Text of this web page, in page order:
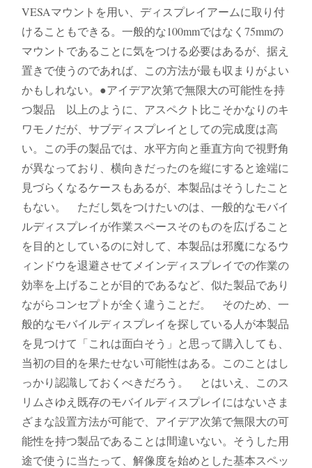
VESAマウントを用い、ディスプレイアームに取り付
けることもできる。一般的な100mmではなく75mmの
マウントであることに気をつける必要はあるが、据え
置きで使うのであれば、この方法が最も収まりがよい
かもしれない。●アイデア次第で無限大の可能性を持
つ製品 以上のように、アスペクト比こそかなりのキ
ワモノだが、サブディスプレイとしての完成度は高
い。この手の製品では、水平方向と垂直方向で視野角
が異なっており、横向きだったのを縦にすると途端に
見づらくなるケースもあるが、本製品はそうしたこと
もない。 ただし気をつけたいのは、一般的なモバイ
ルディスプレイが作業スペースそのものを広げること
を目的としているのに対して、本製品は邪魔になるウ
ィンドウを退避させてメインディスプレイでの作業の
効率を上げることが目的であるなど、似た製品であり
ながらコンセプトが全く違うことだ。 そのため、一
般的なモバイルディスプレイを探している人が本製品
を見つけて「これは面白そう」と思って購入しても、
当初の目的を果たせない可能性はある。このことはし
っかり認識しておくべきだろう。 とはいえ、このス
リムさゆえ既存のモバイルディスプレイにはないさま
ざまな設置方法が可能で、アイデア次第で無限大の可
能性を持つ製品であることは間違いない。そうした用
途で使うに当たって、解像度を始めとした基本スペッ